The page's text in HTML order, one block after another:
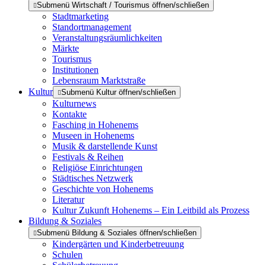
Submenü Wirtschaft / Tourismus öffnen/schließen
Stadtmarketing
Standortmanagement
Veranstaltungsräumlichkeiten
Märkte
Tourismus
Institutionen
Lebensraum Marktstraße
Kultur
Submenü Kultur öffnen/schließen
Kulturnews
Kontakte
Fasching in Hohenems
Museen in Hohenems
Musik & darstellende Kunst
Festivals & Reihen
Religiöse Einrichtungen
Städtisches Netzwerk
Geschichte von Hohenems
Literatur
Kultur Zukunft Hohenems – Ein Leitbild als Prozess
Bildung & Soziales
Submenü Bildung & Soziales öffnen/schließen
Kindergärten und Kinderbetreuung
Schulen